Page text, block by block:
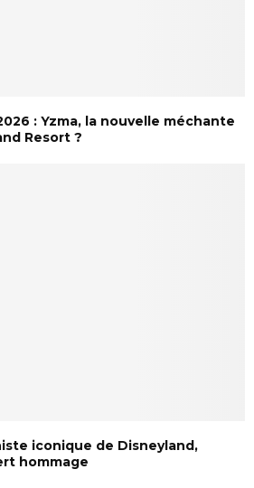
: Yzma, la nouvelle méchante
Resort ?
iconique de Disneyland,
hommage